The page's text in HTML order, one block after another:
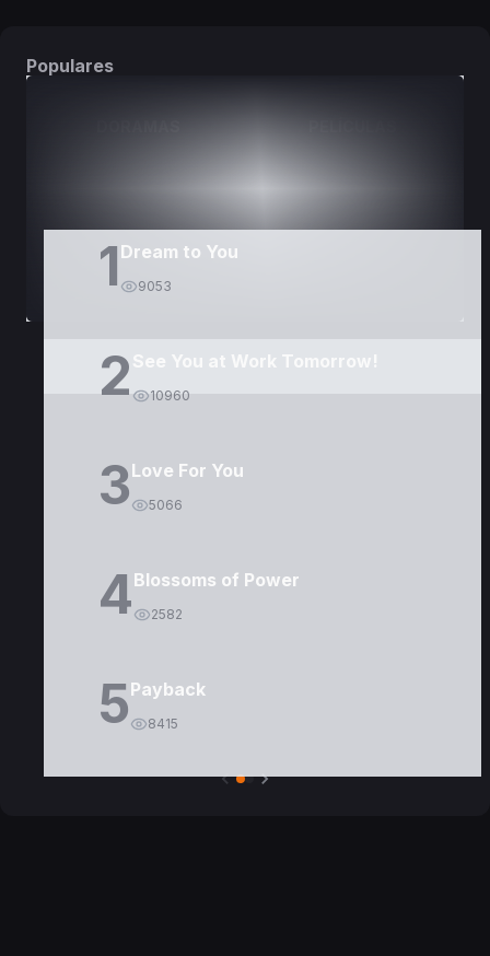
Populares
1 Dream to You
9053
2 See You at Work Tomorrow!
10960
3Love For You
5066
4Blossoms of Power
2582
5Payback
8415